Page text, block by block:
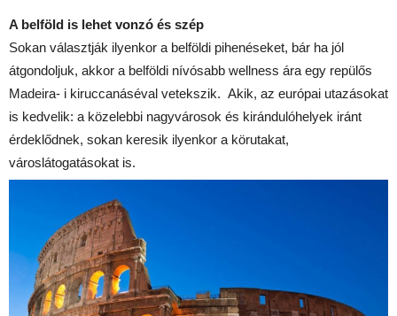
A belföld is lehet vonzó és szép
Sokan választják ilyenkor a belföldi pihenéseket, bár ha jól
átgondoljuk, akkor a belföldi nívósabb wellness ára egy repülős
Madeira- i kiruccanáséval vetekszik. Akik, az európai utazásokat
is kedvelik: a közelebbi nagyvárosok és kirándulóhelyek iránt
érdeklődnek, sokan keresik ilyenkor a körutakat,
városlátogatásokat is.